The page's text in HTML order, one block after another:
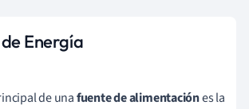
Energía
de unafuente de alimentaciónes la